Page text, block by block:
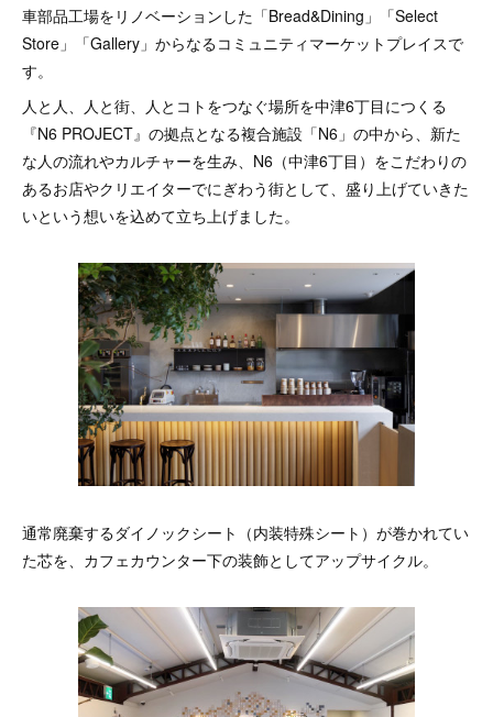
車部品工場をリノベーションした「Bread&Dining」「Select
Store」「Gallery」からなるコミュニティマーケットプレイスで
す。
人と人、人と街、人とコトをつなぐ場所を中津6丁目につくる
『N6 PROJECT』の拠点となる複合施設「N6」の中から、新た
な人の流れやカルチャーを生み、N6（中津6丁目）をこだわりの
あるお店やクリエイターでにぎわう街として、盛り上げていきた
いという想いを込めて立ち上げました。
通常廃棄するダイノックシート（内装特殊シート）が巻かれてい
た芯を、カフェカウンター下の装飾としてアップサイクル。